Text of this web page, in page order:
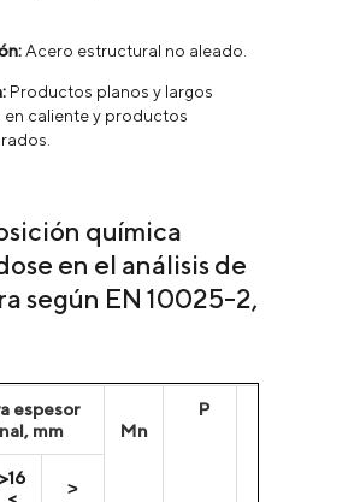
Acero estructural no aleado.
Productos planos y largos
en caliente y productos
química
en el análisis de
según EN 10025-2,
espesor
mm
Mn
P
>16
˃